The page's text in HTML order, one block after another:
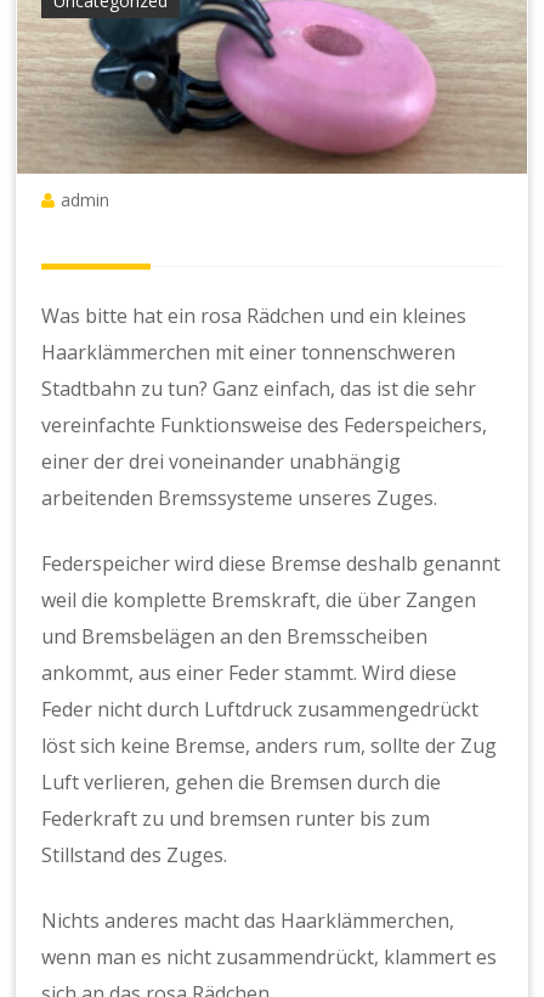
admin
Was bitte hat ein rosa Rädchen und ein kleines
Haarklämmerchen mit einer tonnenschweren
Stadtbahn zu tun? Ganz einfach, das ist die sehr
vereinfachte Funktionsweise des Federspeichers,
einer der drei voneinander unabhängig
arbeitenden Bremssysteme unseres Zuges.
Federspeicher wird diese Bremse deshalb genannt
weil die komplette Bremskraft, die über Zangen
und Bremsbelägen an den Bremsscheiben
ankommt, aus einer Feder stammt. Wird diese
Feder nicht durch Luftdruck zusammengedrückt
löst sich keine Bremse, anders rum, sollte der Zug
Luft verlieren, gehen die Bremsen durch die
Federkraft zu und bremsen runter bis zum
Stillstand des Zuges.
Nichts anderes macht das Haarklämmerchen,
wenn man es nicht zusammendrückt, klammert es